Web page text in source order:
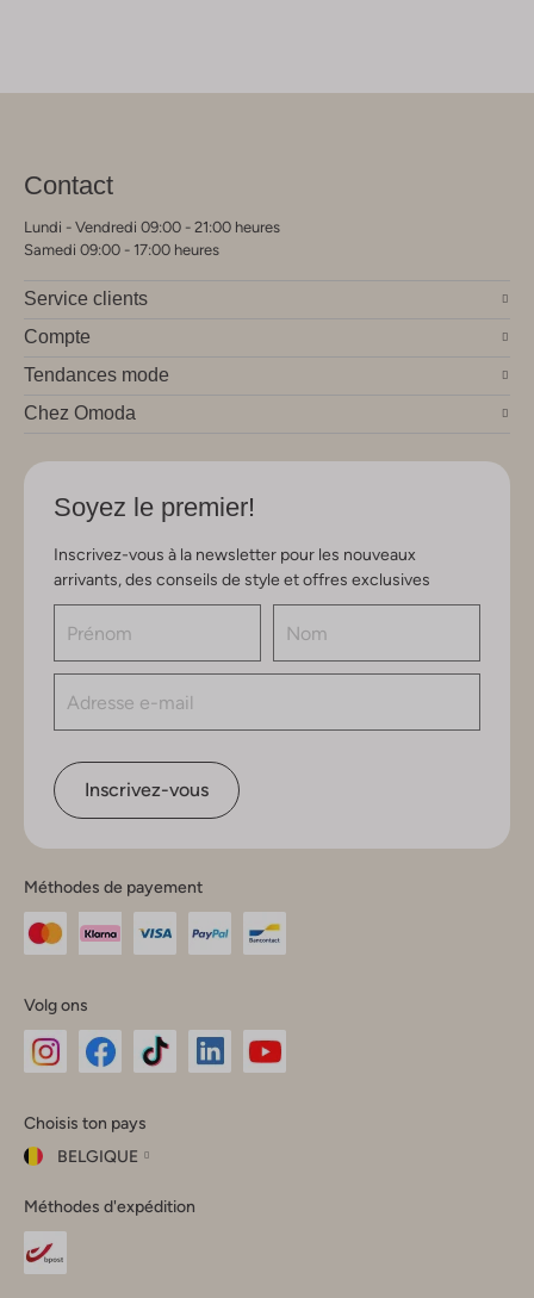
Contact
Lundi - Vendredi 09:00 - 21:00 heures
Samedi 09:00 - 17:00 heures
Service clients
Compte
Tendances mode
Chez Omoda
Soyez le premier!
Inscrivez-vous à la newsletter pour les nouveaux
arrivants, des conseils de style et offres exclusives
Inscrivez-vous
Méthodes de payement
Volg ons
Instagram
Facebook
TikTok
Choisis ton pays
BELGIQUE
ton
pays
Fermer
Méthodes d'expédition